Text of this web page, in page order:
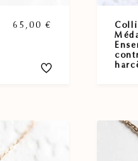
65,00 €